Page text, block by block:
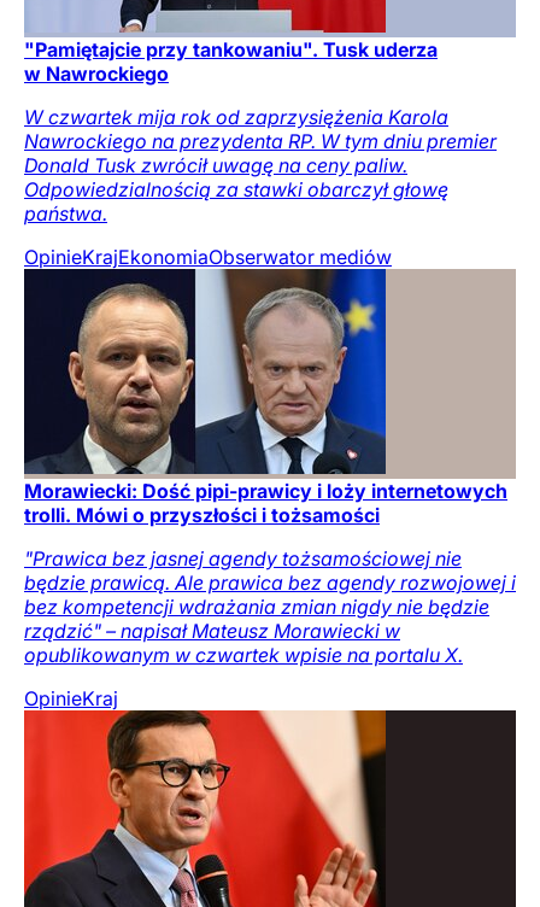
"Pamiętajcie przy tankowaniu". Tusk uderza
w Nawrockiego
W czwartek mija rok od zaprzysiężenia Karola
Nawrockiego na prezydenta RP. W tym dniu premier
Donald Tusk zwrócił uwagę na ceny paliw.
Odpowiedzialnością za stawki obarczył głowę
państwa.
OpinieKrajEkonomiaObserwator mediów
Morawiecki: Dość pipi-prawicy i loży internetowych
trolli. Mówi o przyszłości i tożsamości
"Prawica bez jasnej agendy tożsamościowej nie
będzie prawicą. Ale prawica bez agendy rozwojowej i
bez kompetencji wdrażania zmian nigdy nie będzie
rządzić" – napisał Mateusz Morawiecki w
opublikowanym w czwartek wpisie na portalu X.
OpinieKraj